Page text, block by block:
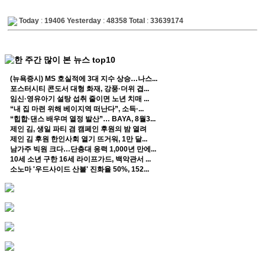
Today : 19406 Yesterday : 48358 Total : 33639174
(뉴욕증시) MS 호실적에 3대 지수 상승…나스...
포스터시티 콘도서 대형 화재, 강풍·더위 겹...
임신·영유아기 설탕 섭취 줄이면 노년 치매 ...
“내 집 마련 위해 베이지역 떠난다”, 소득·...
“힙합·댄스 배우며 열정 발산”… BAYA, 8월3...
제인 김, 생일 파티 겸 캠페인 후원의 밤 열려
제인 김 후원 한인사회 열기 뜨거워, 1만 달...
남가주 빅원 크다…단층대 응력 1,000년 만에...
10세 소년 구한 16세 라이프가드, 백악관서 ...
소노마 '우드사이드 산불' 진화율 50%, 152...